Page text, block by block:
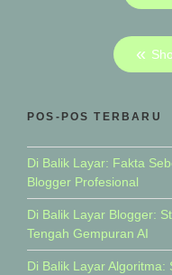
POS-POS TERBARU
Di Balik Layar: Fakta
Blogger Profesional
Di Balik Layar Blogger:
Tengah Gempuran AI
Di Balik Layar